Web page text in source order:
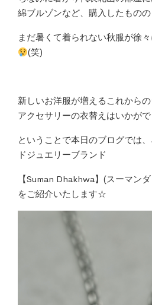
綿ブルゾンなど、購入したものの
まだ暑くて着られない秋服が徐
(笑)
新しいお洋服が増えるこれからの
アクセサリーの衣替えはいかが
ということで本日のブログでは
ドジュエリーブランド
【Suman Dhakhwa】(スーマン
をご紹介いたします☆